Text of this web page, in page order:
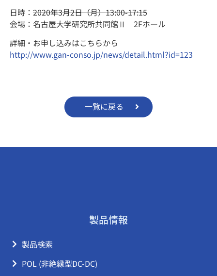
日時： 2020年3月2日（月）13:00-17:15
会場：名古屋大学研究所共同館Ⅱ 2Fホール
詳細・お申し込みはこちらから
http://www.gan-conso.jp/news/detail.html?id=123
一覧に戻る
製品情報
製品検索
POL (非絶縁型DC-DC)